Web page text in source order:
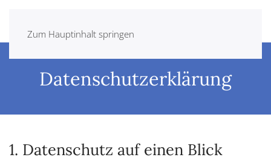
Zum Hauptinhalt springen
Datenschutzerklärung
1. Datenschutz auf einen Blick